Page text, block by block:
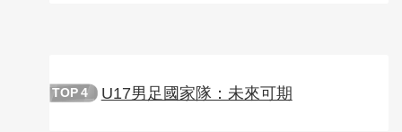
TOP 4 U17男足國家隊：未來可期